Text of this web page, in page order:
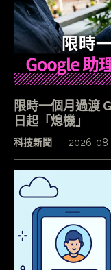
限時一個月過渡
日起「熄機」
科技新聞 2026-